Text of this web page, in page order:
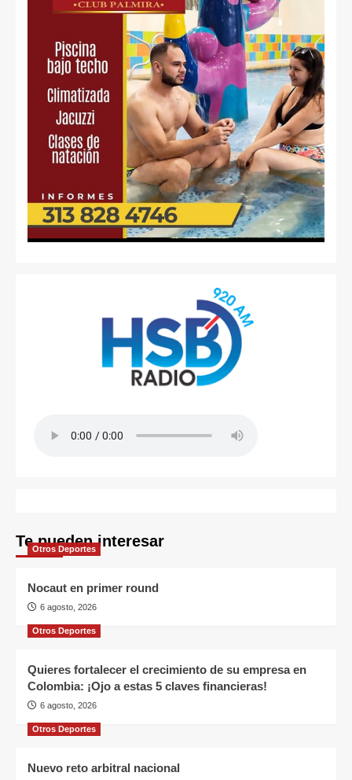
Te pueden interesar
Otros Deportes
Nocaut en primer round
6 agosto, 2026
Otros Deportes
Quieres fortalecer el crecimiento de su empresa en
Colombia: ¡Ojo a estas 5 claves financieras!
6 agosto, 2026
Otros Deportes
Nuevo reto arbitral nacional